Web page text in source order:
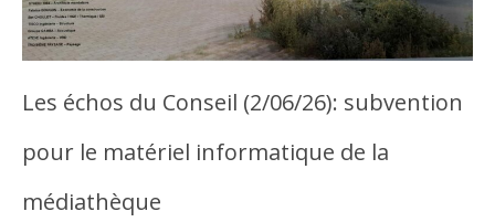
Les échos du Conseil (2/06/26): subvention
pour le matériel informatique de la
médiathèque